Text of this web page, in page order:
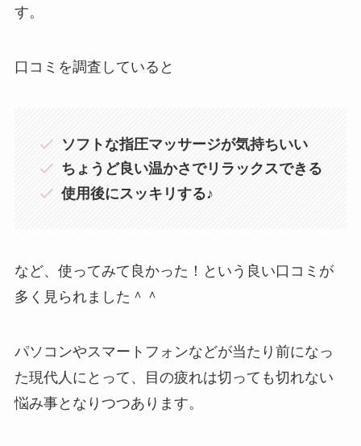
す。
口コミを調査していると
ソフトな指圧マッサージが気持ちいい
ちょうど良い温かさでリラックスできる
使用後にスッキリする♪
など、使ってみて良かった！という良い口コミが
多く見られました＾＾
パソコンやスマートフォンなどが当たり前になっ
た現代人にとって、目の疲れは切っても切れない
悩み事となりつつあります。